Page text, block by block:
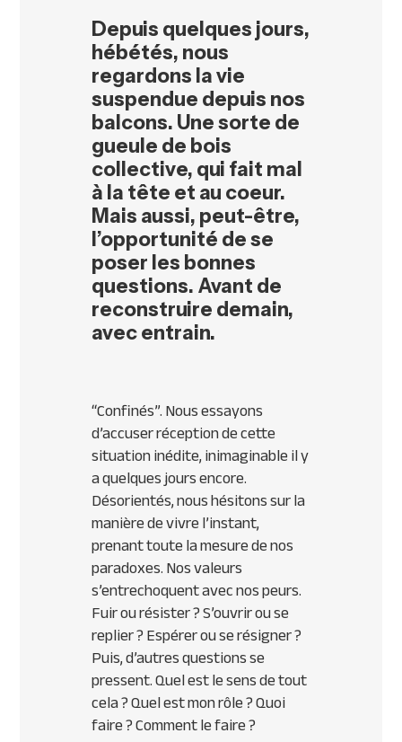
Depuis quelques jours,
hébétés, nous
regardons la vie
suspendue depuis nos
balcons. Une sorte de
gueule de bois
collective, qui fait mal
à la tête et au coeur.
Mais aussi, peut-être,
l’opportunité de se
poser les bonnes
questions. Avant de
reconstruire demain,
avec entrain.
“Confinés”. Nous essayons
d’accuser réception de cette
situation inédite, inimaginable il y
a quelques jours encore.
Désorientés, nous hésitons sur la
manière de vivre l’instant,
prenant toute la mesure de nos
paradoxes. Nos valeurs
s’entrechoquent avec nos peurs.
Fuir ou résister ? S’ouvrir ou se
replier ? Espérer ou se résigner ?
Puis, d’autres questions se
pressent. Quel est le sens de tout
cela ? Quel est mon rôle ? Quoi
faire ? Comment le faire ?